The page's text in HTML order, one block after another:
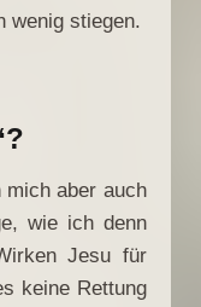
wenig stiegen.
aber auch
wie ich denn
Jesu für
keine Rettung